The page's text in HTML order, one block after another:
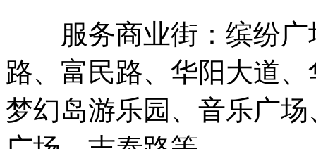
服务商业街：缤纷广
路、富民路、华阳大道
梦幻岛游乐园、音乐广